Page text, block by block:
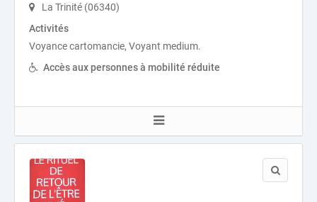
La Trinité (06340)
Activités
Voyance cartomancie, Voyant medium.
Accès aux personnes à mobilité réduite